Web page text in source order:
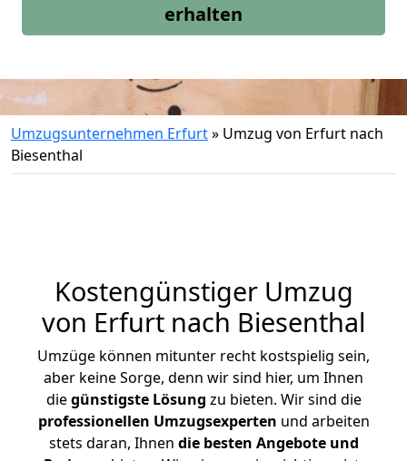
erhalten
Umzugsunternehmen Erfurt» Umzug von Erfurt nach
Biesenthal
Kostengünstiger Umzug
von Erfurt nach Biesenthal
Umzüge können mitunter recht kostspielig sein,
aber keine Sorge, denn wir sind hier, um Ihnen
diegünstigste Lösung zu bieten. Wir sind die
professionellen Umzugsexperten und arbeiten
stets daran, Ihnen die besten Angebote und